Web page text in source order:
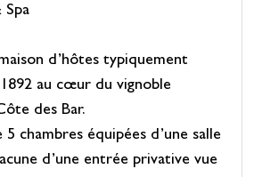
Spa
d’hôtes typiquement
au cœur du vignoble
des Bar.
chambres équipées d’une salle
d’une entrée privative vue